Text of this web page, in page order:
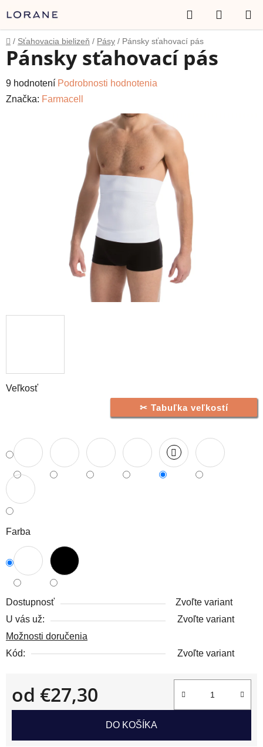
na
obsah
Hľadať
KOŠÍK
Domov
/ Sťahovacia bielizeň / Pásy / Pánsky sťahovací pás
Tabuľka veľkostí
Veľkosť
Farba
Dostupnosť
Zvoľte variant
U vás už:
Zvoľte variant
Možnosti doručenia
Kód:
Zvoľte variant
od €27,30
Jednotková cena:
DO KOŠÍKA
Pánsky sťahovací pás
Priemerné
hodnotenie
9 hodnotení Podrobnosti hodnotenia
Značka: Farmacell